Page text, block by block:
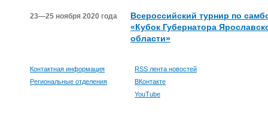
23—25 ноября 2020 года
Всероссийский турнир по
«Кубок Губернатора
области»
Контактная информация
Региональные отделения
RSS лента новостей
ВКонтакте
YouTube